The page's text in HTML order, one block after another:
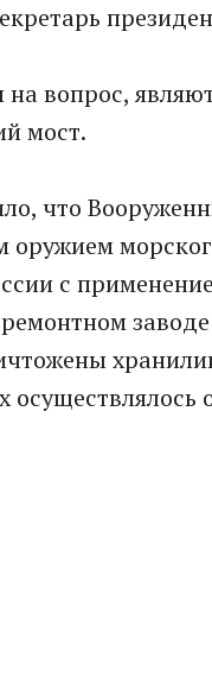
на вопрос,
мост.
что
с
осуществлялось